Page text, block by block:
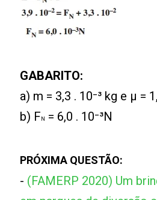
GABARITO:
a) m = 3,3 . 10⁻³ kg e μ =
b) F N = 6,0 . 10⁻³N
PRÓXIMA QUESTÃO:
- (FAMERP 2020) Um